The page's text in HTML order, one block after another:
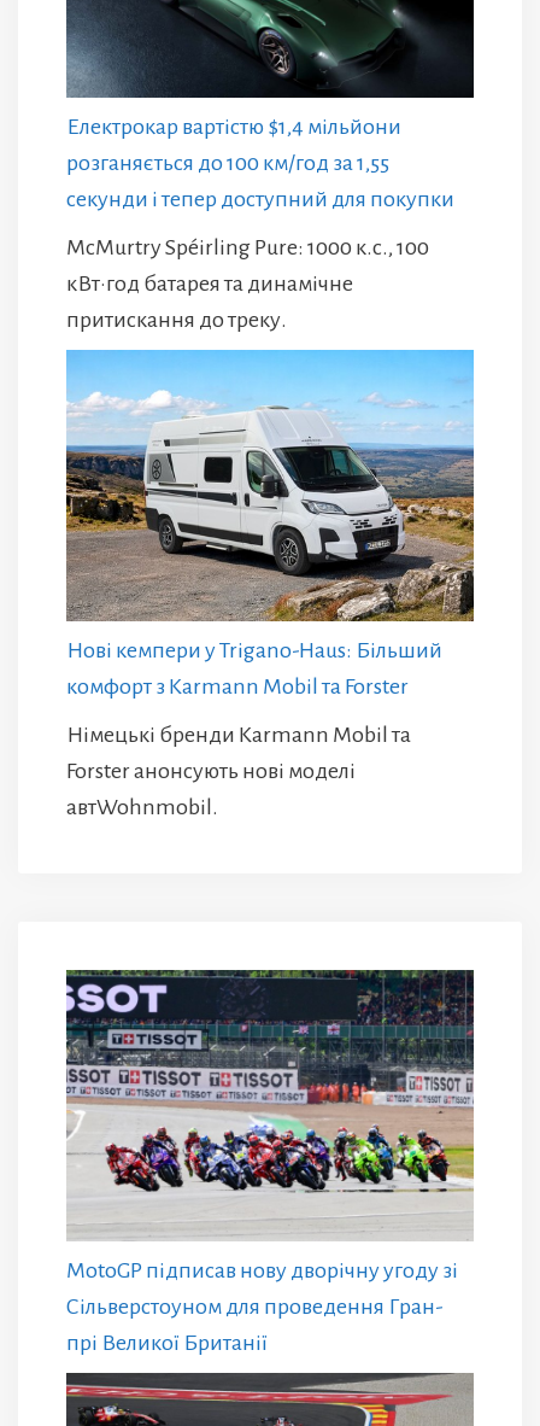
Електрокар вартістю $1,4 мільйони
розганяється до 100 км/год за 1,55
секунди і тепер доступний для покупки
McMurtry Spéirling Pure: 1000 к.с., 100
кВт·год батарея та динамічне
притискання до треку.
Нові кемпери у Trigano-Haus: Більший
комфорт з Karmann Mobil та Forster
Німецькі бренди Karmann Mobil та
Forster анонсують нові моделі
автWohnmobil.
MotoGP підписав нову дворічну угоду зі
Сільверстоуном для проведення Гран-
прі Великої Британії